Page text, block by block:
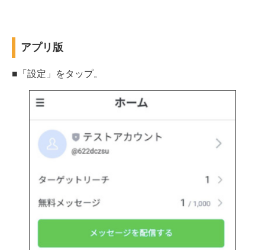
アプリ版
■「設定」をタップ。